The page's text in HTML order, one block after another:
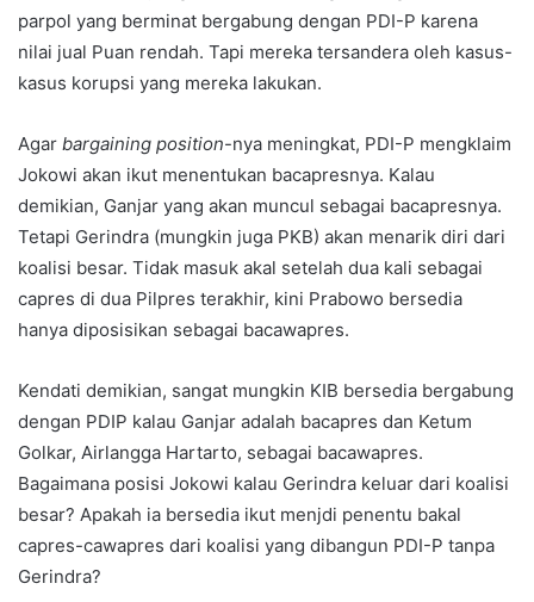
parpol yang berminat bergabung dengan PDI-P karena
nilai jual Puan rendah. Tapi mereka tersandera oleh kasus-
kasus korupsi yang mereka lakukan.
Agar bargaining position-nya meningkat, PDI-P mengklaim
Jokowi akan ikut menentukan bacapresnya. Kalau
demikian, Ganjar yang akan muncul sebagai bacapresnya.
Tetapi Gerindra (mungkin juga PKB) akan menarik diri dari
koalisi besar. Tidak masuk akal setelah dua kali sebagai
capres di dua Pilpres terakhir, kini Prabowo bersedia
hanya diposisikan sebagai bacawapres.
Kendati demikian, sangat mungkin KIB bersedia bergabung
dengan PDIP kalau Ganjar adalah bacapres dan Ketum
Golkar, Airlangga Hartarto, sebagai bacawapres.
Bagaimana posisi Jokowi kalau Gerindra keluar dari koalisi
besar? Apakah ia bersedia ikut menjdi penentu bakal
capres-cawapres dari koalisi yang dibangun PDI-P tanpa
Gerindra?